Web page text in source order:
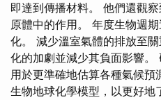
即達到傳播材料。 他們還觀
原體中的作用。 年度生物週
化。 減少溫室氣體的排放至
化的加劇並減少其負面影響
用於更準確地估算各種氣候
生物地球化學模型，以更好地